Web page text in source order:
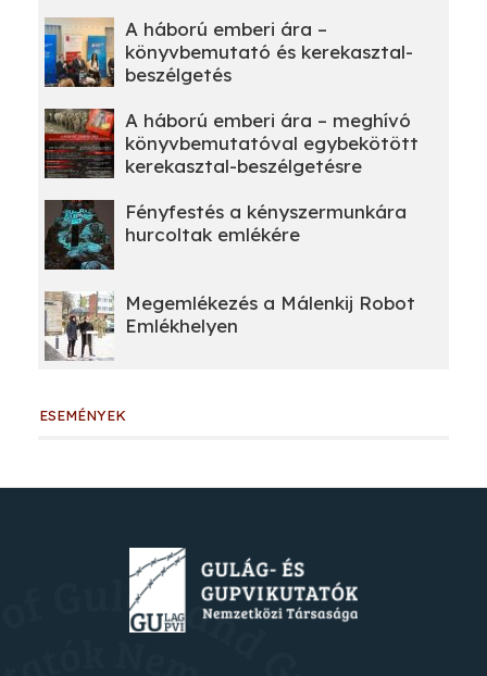
A háború emberi ára –
könyvbemutató és kerekasztal-
beszélgetés
A háború emberi ára – meghívó
könyvbemutatóval egybekötött
kerekasztal-beszélgetésre
Fényfestés a kényszermunkára
hurcoltak emlékére
Megemlékezés a Málenkij Robot
Emlékhelyen
ESEMÉNYEK